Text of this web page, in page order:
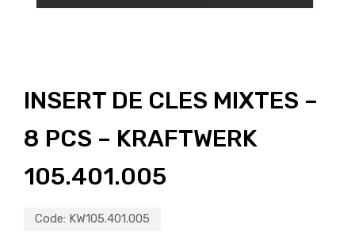
INSERT DE CLES MIXTES –
8 PCS – KRAFTWERK
105.401.005
Code: KW105.401.005